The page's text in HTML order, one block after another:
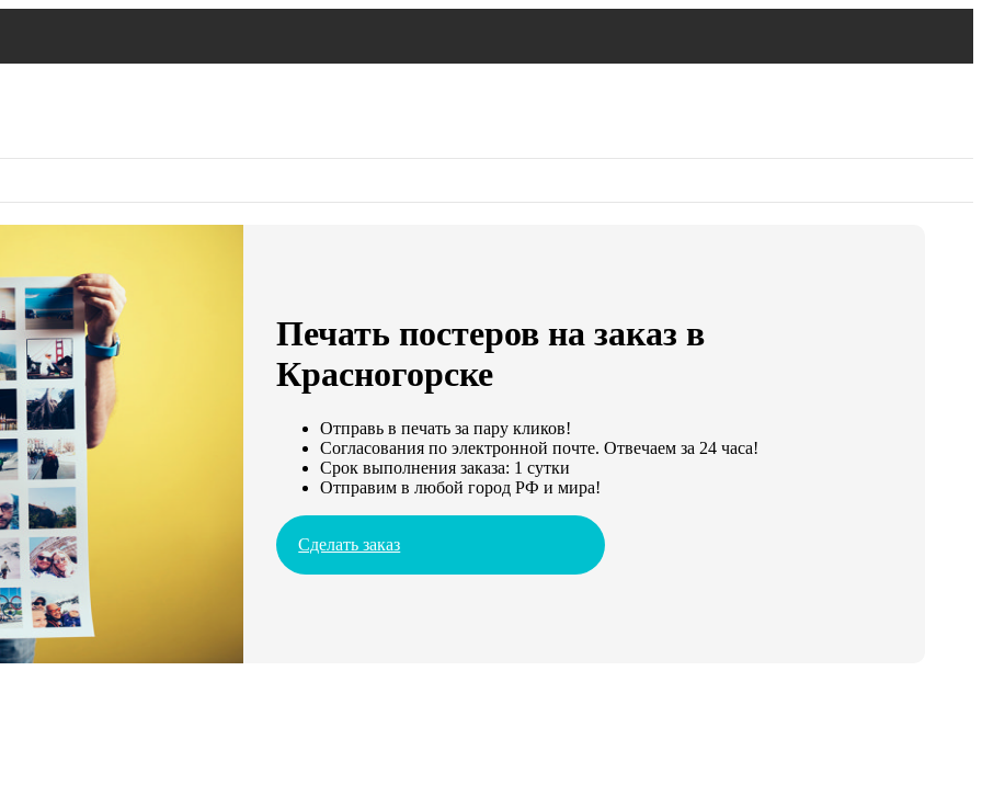
Печать постеров на заказ в
Красногорске
Отправь в печать за пару кликов!
Согласования по электронной почте. Отвечаем за 24 часа!
Срок выполнения заказа: 1 сутки
Отправим в любой город РФ и мира!
Сделать заказ